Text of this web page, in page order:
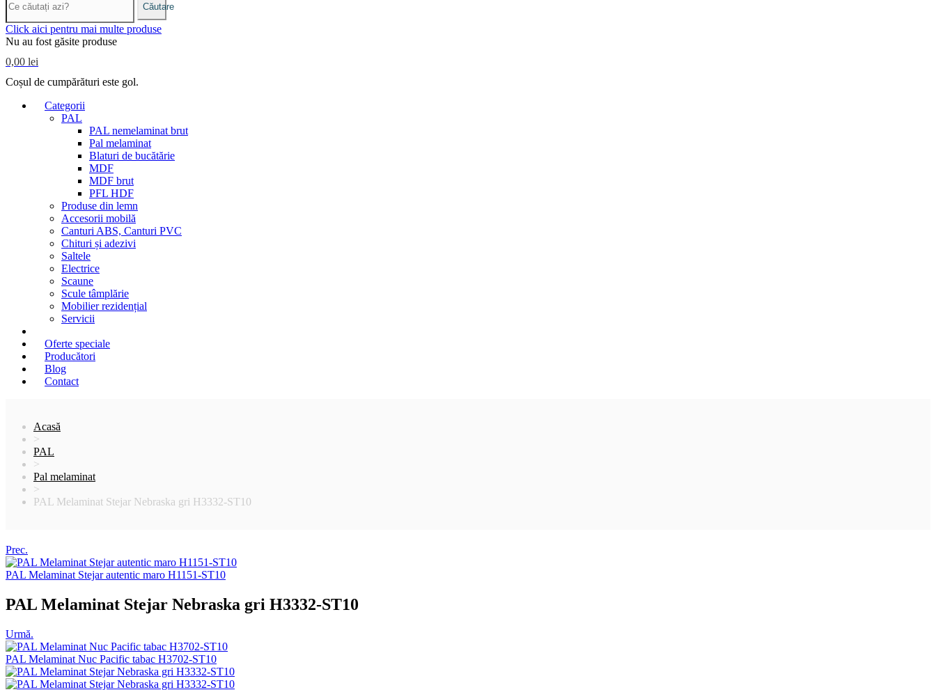
Căutare
Click aici pentru mai multe produse
Nu au fost găsite produse
0,00 lei
Coșul de cumpărături este gol.
Categorii
PAL
PAL nemelaminat brut
Pal melaminat
Blaturi de bucătărie
MDF
MDF brut
PFL HDF
Produse din lemn
Accesorii mobilă
Canturi ABS, Canturi PVC
Chituri și adezivi
Saltele
Electrice
Scaune
Scule tâmplărie
Mobilier rezidențial
Servicii
Oferte speciale
Producători
Blog
Contact
Acasă
>
PAL
>
Pal melaminat
>
PAL Melaminat Stejar Nebraska gri H3332-ST10
Prec.
PAL Melaminat Stejar autentic maro H1151-ST10
PAL Melaminat Stejar Nebraska gri H3332-ST10
Urmă.
PAL Melaminat Nuc Pacific tabac H3702-ST10